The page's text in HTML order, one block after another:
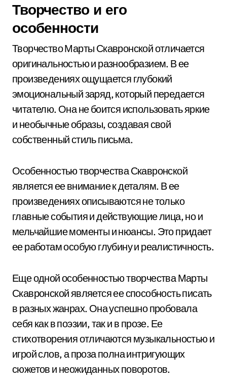
Творчество и его
особенности
Творчество Марты Скавронской отличается
оригинальностью и разнообразием. В ее
произведениях ощущается глубокий
эмоциональный заряд, который передается
читателю. Она не боится использовать яркие
и необычные образы, создавая свой
собственный стиль письма.
Особенностью творчества Скавронской
является ее внимание к деталям. В ее
произведениях описываются не только
главные события и действующие лица, но и
мельчайшие моменты и нюансы. Это придает
ее работам особую глубину и реалистичность.
Еще одной особенностью творчества Марты
Скавронской является ее способность писать
в разных жанрах. Она успешно пробовала
себя как в поэзии, так и в прозе. Ее
стихотворения отличаются музыкальностью и
игрой слов, а проза полна интригующих
сюжетов и неожиданных поворотов.